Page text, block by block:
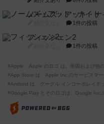
ノームズ・アット・ナ
1件の投稿
フィッシェン2
1件の投稿
※Apple、Apple のロゴ は、米国および他
※App Store は、Apple Inc.のサービスマー
※Android は、グーグル インコーポレイテ
※Google Play とそのロゴは、Google Inc.